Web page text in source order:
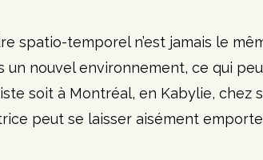
spatio-temporel n’est jamais le
nouvel environnement, ce qui
soit à Montréal, en Kabylie, chez
peut se laisser aisément